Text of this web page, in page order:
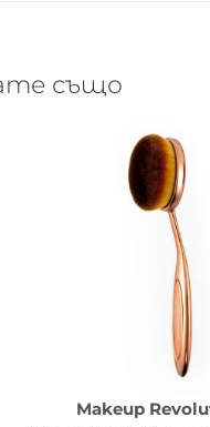
също
Makeup